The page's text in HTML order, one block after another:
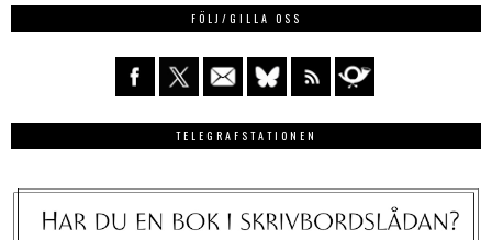
FÖLJ/GILLA OSS
TELEGRAFSTATIONEN